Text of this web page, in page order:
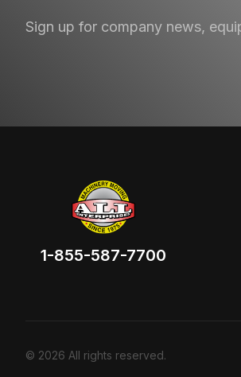
Sign up for company news,
1-855-587-7700
© 2026 All rights reserved.